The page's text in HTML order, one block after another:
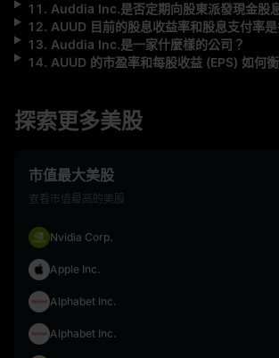
11 . Auddia Inc.是否定期向股東派發現金股
12. AUUD 目前的股息收益率和股息支付率是
13. Auddia Inc.是一家什麼樣的公司？
14. AUUD 的市盈率和每股收益 (EPS) 如何
探索更多美股
市值最大美股
查看市值最高的美股
Nvidia Corp.
Apple Inc.
Alphabet Inc.
Alphabet Inc.